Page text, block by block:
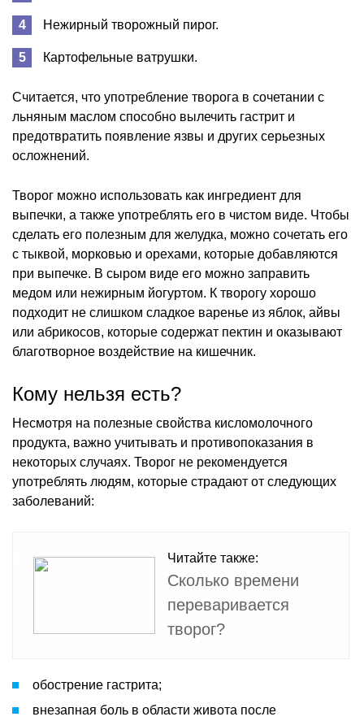
Нежирный творожный пирог.
Картофельные ватрушки.
Считается, что употребление творога в сочетании с
льняным маслом способно вылечить гастрит и
предотвратить появление язвы и других серьезных
осложнений.
Творог можно использовать как ингредиент для
выпечки, а также употреблять его в чистом виде. Чтобы
сделать его полезным для желудка, можно сочетать его
с тыквой, морковью и орехами, которые добавляются
при выпечке. В сыром виде его можно заправить
медом или нежирным йогуртом. К творогу хорошо
подходит не слишком сладкое варенье из яблок, айвы
или абрикосов, которые содержат пектин и оказывают
благотворное воздействие на кишечник.
Кому нельзя есть?
Несмотря на полезные свойства кисломолочного
продукта, важно учитывать и противопоказания в
некоторых случаях. Творог не рекомендуется
употреблять людям, которые страдают от следующих
заболеваний:
Читайте также:
Сколько времени
переваривается
творог?
обострение гастрита;
внезапная боль в области живота после